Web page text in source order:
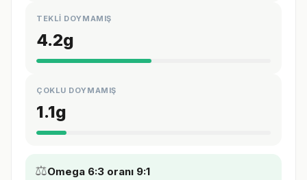
TEKLİ DOYMAMIŞ
4.2g
ÇOKLU DOYMAMIŞ
1.1g
⚖️Omega 6:3 oranı 9:1